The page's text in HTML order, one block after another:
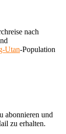
nach
Utan-Population
abonnieren und
zu erhalten.